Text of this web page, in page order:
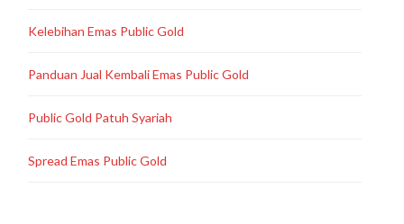
Kelebihan Emas Public Gold
Panduan Jual Kembali Emas Public Gold
Public Gold Patuh Syariah
Spread Emas Public Gold